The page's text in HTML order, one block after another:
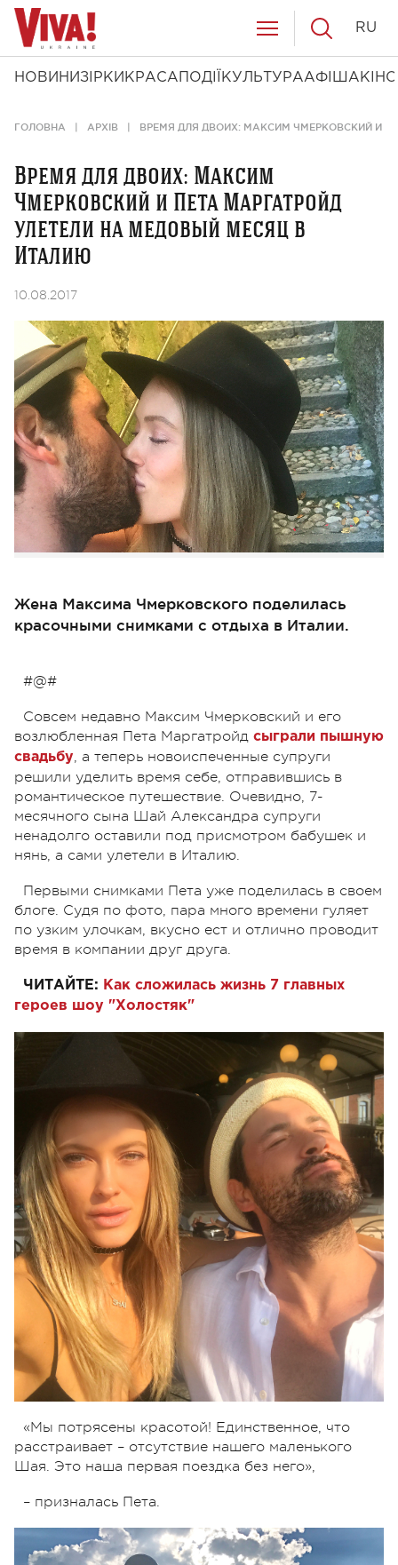
НОВИНИ ЗІРКИ КРАСА ПОДІЇ КУЛЬТУРААФІША КІНО
RU
ГОЛОВНА АРХІВ ВРЕМЯ ДЛЯ ДВОИХ: МАКСИМ ЧМЕРКОВСКИЙ И
Время для двоих: Максим
Чмерковский и Пета Маргатройд
улетели на медовый месяц в
Италию
10.08.2017
Жена Максима Чмерковского поделилась
красочными снимками с отдыха в Италии.
#@#
Совсем недавно Максим Чмерковский и его
возлюбленная Пета Маргатройд сыграли пышную
свадьбу, а теперь новоиспеченные супруги
решили уделить время себе, отправившись в
романтическое путешествие. Очевидно, 7-
месячного сына Шай Александра супруги
ненадолго оставили под присмотром бабушек и
нянь, а сами улетели в Италию.
Первыми снимками Пета уже поделилась в своем
блоге. Судя по фото, пара много времени гуляет
по узким улочкам, вкусно ест и отлично проводит
время в компании друг друга.
ЧИТАЙТЕ: Как сложилась жизнь 7 главных
героев шоу "Холостяк"
«Мы потрясены красотой! Единственное, что
расстраивает – отсутствие нашего маленького
Шая. Это наша первая поездка без него»,
– призналась Пета.